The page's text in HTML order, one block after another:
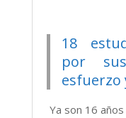
18
por
esfuerzo
Ya son 16